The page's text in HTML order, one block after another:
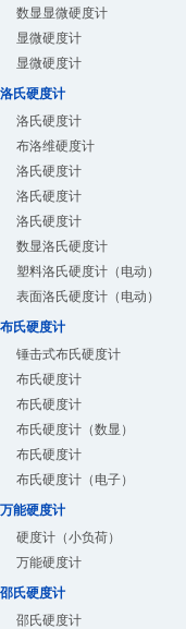
数显显微硬度计
显微硬度计
显微硬度计
洛氏硬度计
洛氏硬度计
布洛维硬度计
洛氏硬度计
洛氏硬度计
洛氏硬度计
数显洛氏硬度计
塑料洛氏硬度计（电动）
表面洛氏硬度计（电动）
布氏硬度计
锤击式布氏硬度计
布氏硬度计
布氏硬度计
布氏硬度计（数显）
布氏硬度计
布氏硬度计（电子）
万能硬度计
硬度计（小负荷）
万能硬度计
邵氏硬度计
邵氏硬度计